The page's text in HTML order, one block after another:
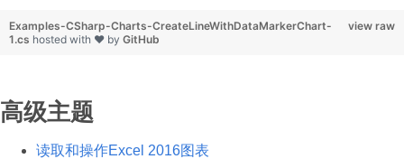
view raw
Examples-CSharp-Charts-CreateLineWithDataMarkerChart-
1.cs hosted with ❤ by GitHub
高级主题
读取和操作Excel 2016图表